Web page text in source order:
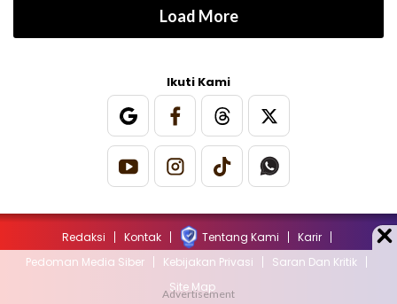
Load More
Ikuti Kami
Redaksi Kontak Tentang Kami
Karir
Pedoman Media Siber
Kebijakan Privasi
Saran Dan Kritik
Site Map